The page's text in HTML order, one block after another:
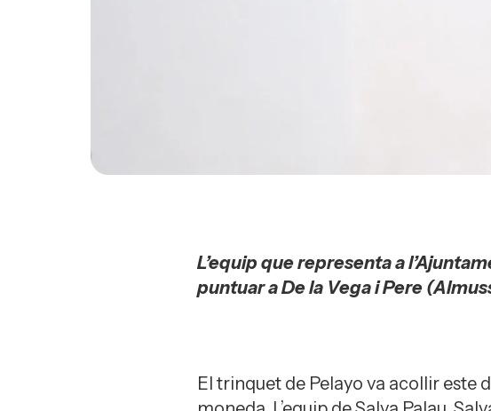
L’equip que representa a
puntuar a De la Vega i Pere
El trinquet de Pelayo va acollir este